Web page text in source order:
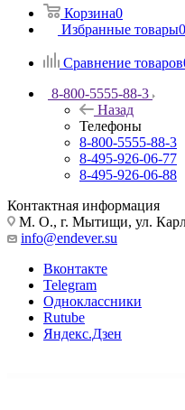
Корзина0
Избранные товары0
Сравнение товаров
8-800-5555-88-3
Назад
Телефоны
8-800-5555-88-3
8-495-926-06-77
8-495-926-06-88
Контактная информация
М. О., г. Мытищи, ул.
info@endever.su
Вконтакте
Telegram
Одноклассники
Rutube
Яндекс.Дзен